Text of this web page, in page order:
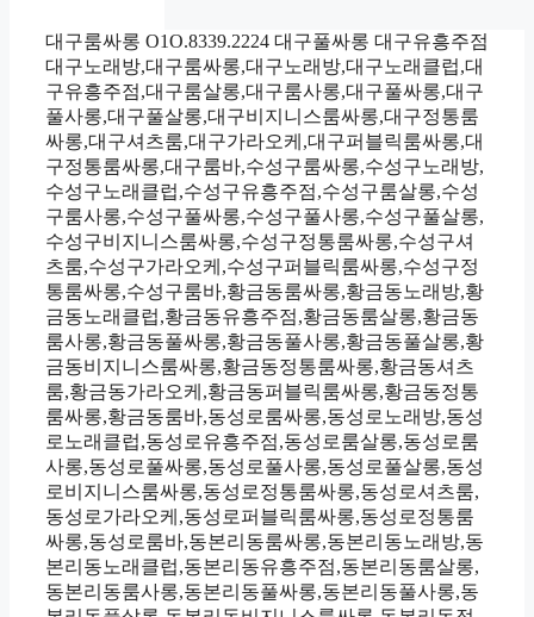
대구룸싸롱 O1O.8339.2224 대구풀싸롱 대구유흥주점
대구노래방,대구룸싸롱,대구노래방,대구노래클럽,대
구유흥주점,대구룸살롱,대구룸사롱,대구풀싸롱,대구
풀사롱,대구풀살롱,대구비지니스룸싸롱,대구정통룸
싸롱,대구셔츠룸,대구가라오케,대구퍼블릭룸싸롱,대
구정통룸싸롱,대구룸바,수성구룸싸롱,수성구노래방,
수성구노래클럽,수성구유흥주점,수성구룸살롱,수성
구룸사롱,수성구풀싸롱,수성구풀사롱,수성구풀살롱,
수성구비지니스룸싸롱,수성구정통룸싸롱,수성구셔
츠룸,수성구가라오케,수성구퍼블릭룸싸롱,수성구정
통룸싸롱,수성구룸바,황금동룸싸롱,황금동노래방,황
금동노래클럽,황금동유흥주점,황금동룸살롱,황금동
룸사롱,황금동풀싸롱,황금동풀사롱,황금동풀살롱,황
금동비지니스룸싸롱,황금동정통룸싸롱,황금동셔츠
룸,황금동가라오케,황금동퍼블릭룸싸롱,황금동정통
룸싸롱,황금동룸바,동성로룸싸롱,동성로노래방,동성
로노래클럽,동성로유흥주점,동성로룸살롱,동성로룸
사롱,동성로풀싸롱,동성로풀사롱,동성로풀살롱,동성
로비지니스룸싸롱,동성로정통룸싸롱,동성로셔츠룸,
동성로가라오케,동성로퍼블릭룸싸롱,동성로정통룸
싸롱,동성로룸바,동본리동룸싸롱,동본리동노래방,동
본리동노래클럽,동본리동유흥주점,동본리동룸살롱,
동본리동룸사롱,동본리동풀싸롱,동본리동풀사롱,동